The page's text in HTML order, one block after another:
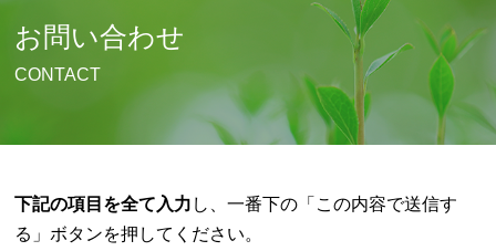
お問い合わせ
CONTACT
下記の項目を全て入力 し、一番下の「この内容で送信す
る」ボタンを押してください。